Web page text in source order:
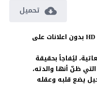
تحميل
مشاهدة وتحميل المسلسل التركي عيناك كالبحر الاسود الحلقة 22 مدبلجة للعربية بجودة غالية اون لاين HD بدون اعلانات على
ليُفاجأ بحقيقة
ظنّ أنها والدته،
يضع قلبه وعقله